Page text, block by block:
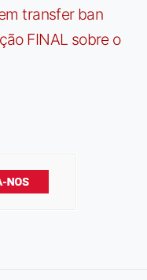
transfer ban
FINAL sobre o